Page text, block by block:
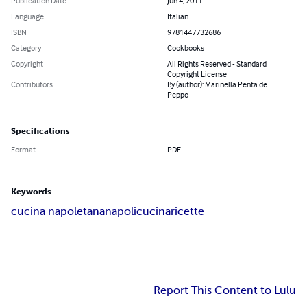
Language
Italian
ISBN
9781447732686
Category
Cookbooks
Copyright
All Rights Reserved - Standard
Copyright License
Contributors
By (author): Marinella Penta de
Peppo
Specifications
Format PDF
Keywords
cucina napoletananapolicucinaricette
Report This Content to Lulu